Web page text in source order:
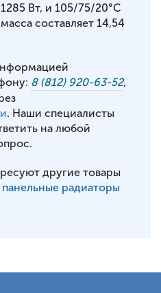
Вт, и 105/75/20°С
составляет 14,54
8 (812) 920-63-52,
. Наши специалисты
на любой
другие товары
радиаторы